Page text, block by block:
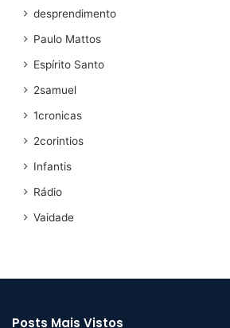
desprendimento
Paulo Mattos
Espírito Santo
2samuel
1cronicas
2corintios
Infantis
Rádio
Vaidade
Posts Mais Vistos